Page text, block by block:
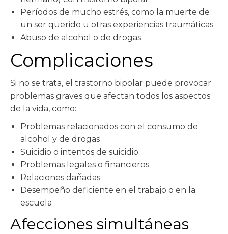
Períodos de mucho estrés, como la muerte de
un ser querido u otras experiencias traumáticas
Abuso de alcohol o de drogas
Complicaciones
Si no se trata, el trastorno bipolar puede provocar
problemas graves que afectan todos los aspectos
de la vida, como:
Problemas relacionados con el consumo de
alcohol y de drogas
Suicidio o intentos de suicidio
Problemas legales o financieros
Relaciones dañadas
Desempeño deficiente en el trabajo o en la
escuela
Afecciones simultáneas